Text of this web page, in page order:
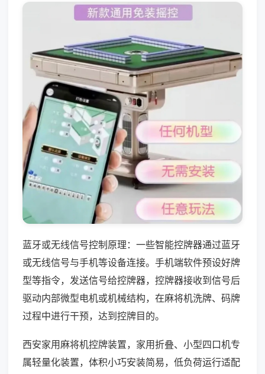
蓝牙或无线信号控制原理：一些智能控牌器通过蓝牙
或无线信号与手机等设备连接。手机端软件预设好牌
型等指令，发送信号给控牌器，控牌器接收到信号后
驱动内部微型电机或机械结构，在麻将机洗牌、码牌
过程中进行干预，达到控牌目的。
西安家用麻将机控牌装置，家用折叠、小型四口机专
属轻量化装置，体积小巧安装简易，低负荷运行适配